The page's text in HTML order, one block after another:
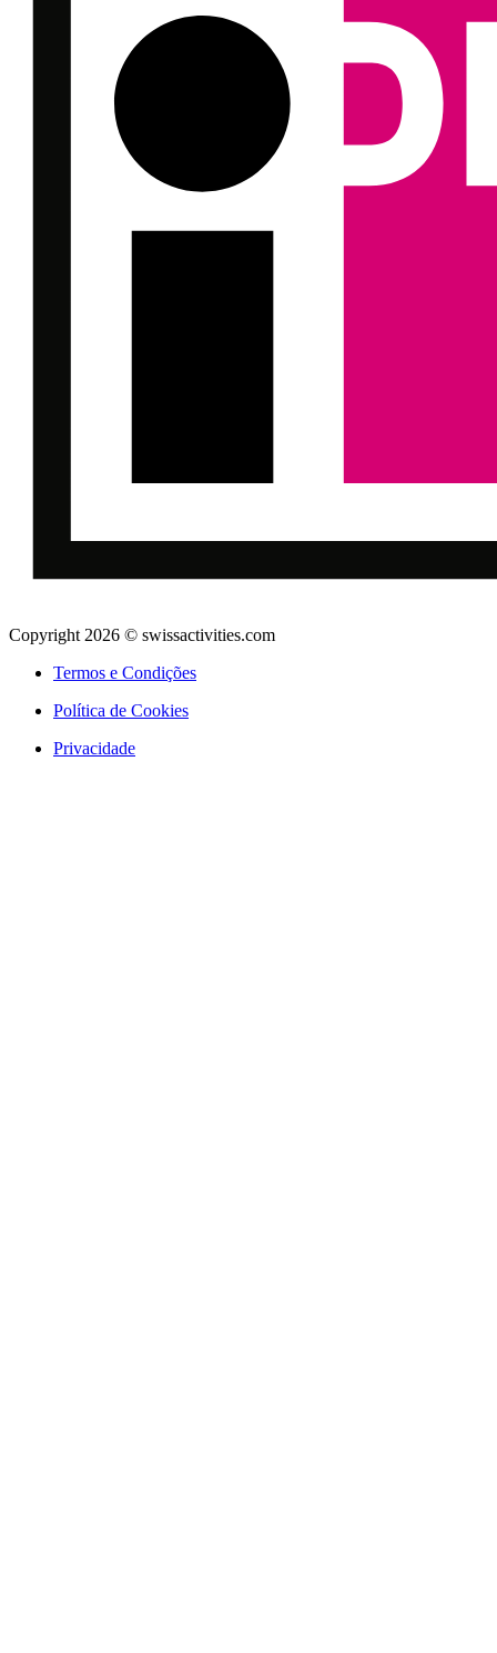
Copyright 2026 © swissactivities.com
Termos e Condições
Política de Cookies
Privacidade